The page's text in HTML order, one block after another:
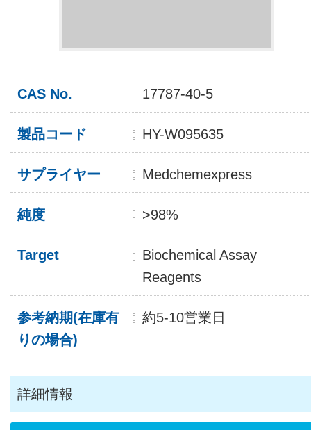
CAS No. 17787-40-5
製品コード HY-W095635
サプライヤー Medchemexpress
純度 >98%
Target
Biochemical Assay
Reagents
参考納期(在庫有
りの場合)
約5-10営業日
詳細情報